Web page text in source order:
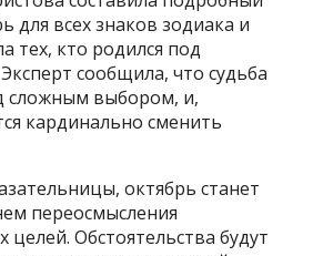
для всех знаков зодиака и
тех, кто родился под
сообщила, что судьба
сложным выбором, и,
кардинально сменить
октябрь станет
переосмысления
целей. Обстоятельства будут